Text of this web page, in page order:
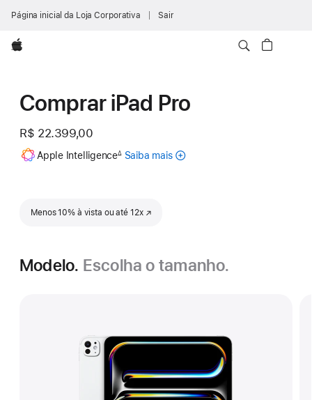
Página inicial da Loja Corporativa Sair
Apple
Comprar iPad Pro
R$ 22.399,00
Apple Intelligence
Nota
de
∆ Saiba maissobre
Menos 10% à vista ou até 12x
(o link abre em uma nova janela)
Modelo. Escolha o tamanho.